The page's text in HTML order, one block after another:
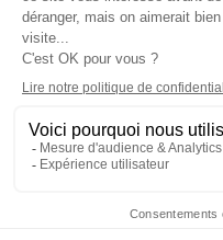
Mentions légales
CGU